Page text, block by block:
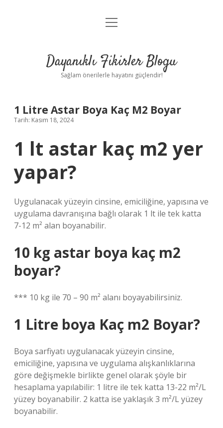
Anasayfa
Yasal Uyarı
menüyü
Dayanıklı Fikirler Blogu
Sağlam önerilerle hayatını güçlendir!
1 Litre Astar Boya Kaç M2 Boyar
Tarih: Kasım 18, 2024
1 lt astar kaç m2 yer
yapar?
Uygulanacak yüzeyin cinsine, emiciliğine, yapısına ve
uygulama davranışına bağlı olarak 1 lt ile tek katta
7-12 m² alan boyanabilir.
10 kg astar boya kaç m2
boyar?
*** 10 kg ile 70 – 90 m² alanı boyayabilirsiniz.
1 Litre boya Kaç m2 Boyar?
Boya sarfiyatı uygulanacak yüzeyin cinsine,
emiciliğine, yapısına ve uygulama alışkanlıklarına
göre değişmekle birlikte genel olarak şöyle bir
hesaplama yapılabilir: 1 litre ile tek katta 13-22 m²/L
yüzey boyanabilir. 2 katta ise yaklaşık 3 m²/L yüzey
boyanabilir.